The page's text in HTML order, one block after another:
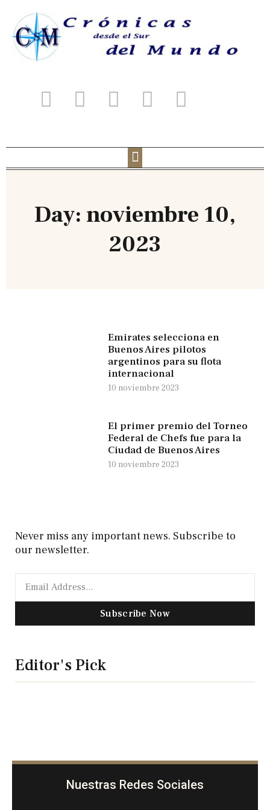
Day: noviembre 10,
2023
Emirates selecciona en
Buenos Aires pilotos
argentinos para su flota
internacional
10 noviembre 2023
El primer premio del Torneo
Federal de Chefs fue para la
Ciudad de Buenos Aires
10 noviembre 2023
Never miss any important news. Subscribe to
our newsletter.
Subscribe Now
Editor's Pick
Nuestras Redes Sociales